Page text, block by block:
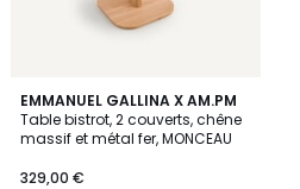
EMMANUEL GALLINA X AM.PM
Table bistrot, 2 couverts, chêne
massif et métal fer, MONCEAU
329,00 €
4,9
/ 5